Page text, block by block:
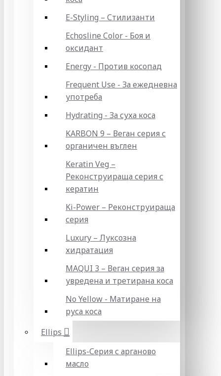
E-Styling – Стилизанти
Echosline Color - Боя и
оксидант
Energy - Против косопад
Frequent Use - За ежедневна
употреба
Hydrating - За суха коса
KARBON 9 – Веган серия с
органичен въглен
Keratin Veg –
Реконструираща серия с
кератин
Ki-Power – Реконструираща
серия
Luxury – Луксозна
хидратация
MAQUI 3 – Веган серия за
увредена и третирана коса
No Yellow - Матиране на
руса коса
Ellips
Ellips-Серия с арганово
масло